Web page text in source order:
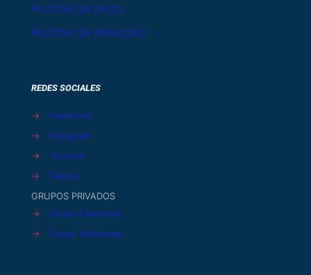
POLÍTICAS DE DATOS
POLÍTICAS DE PRIVACIDAD
REDES SOCIALES
→
Facebook
→
Instagram
→
Youtube
→
Twitter
GRUPOS PRIVADOS
→
Grupo Facebook
→
Grupo Whatsapp